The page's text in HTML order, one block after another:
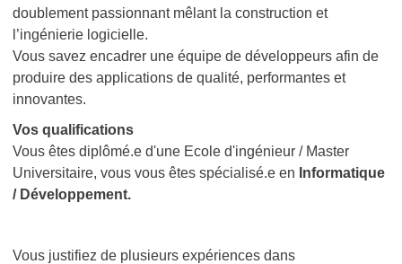
doublement passionnant mêlant la construction et
l’ingénierie logicielle.
Vous savez encadrer une équipe de développeurs afin de
produire des applications de qualité, performantes et
innovantes.
Vos qualifications
Vous êtes diplômé.e d'une Ecole d'ingénieur / Master
Universitaire, vous vous êtes spécialisé.e en Informatique
/ Développement.
Vous justifiez de plusieurs expériences dans